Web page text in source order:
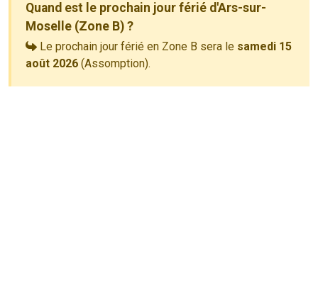
Quand est le prochain jour férié d'Ars-sur-
Moselle (Zone B) ?
Le prochain jour férié en Zone B sera le samedi 15
août 2026 (Assomption).